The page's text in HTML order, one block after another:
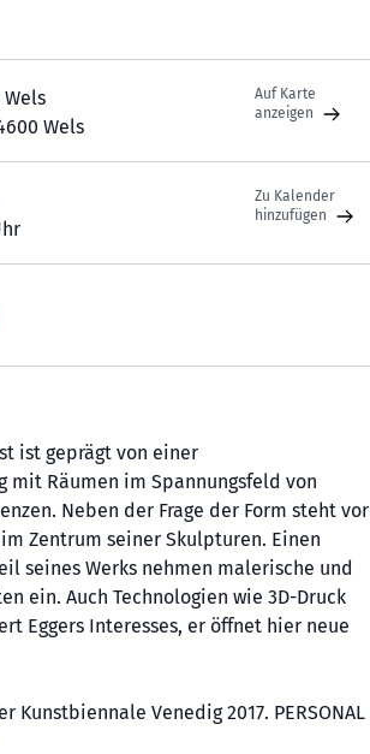
Wels
Auf Karte
anzeigen
Zu Kalender
hinzufügen
ist geprägt von einer
mit Räumen im Spannungsfeld von
Neben der Frage der Form steht vor
Zentrum seiner Skulpturen. Einen
seines Werks nehmen malerische und
ein. Auch Technologien wie 3D-Druck
Eggers Interesses, er öffnet hier neue
Kunstbiennale Venedig 2017. PERSONAL